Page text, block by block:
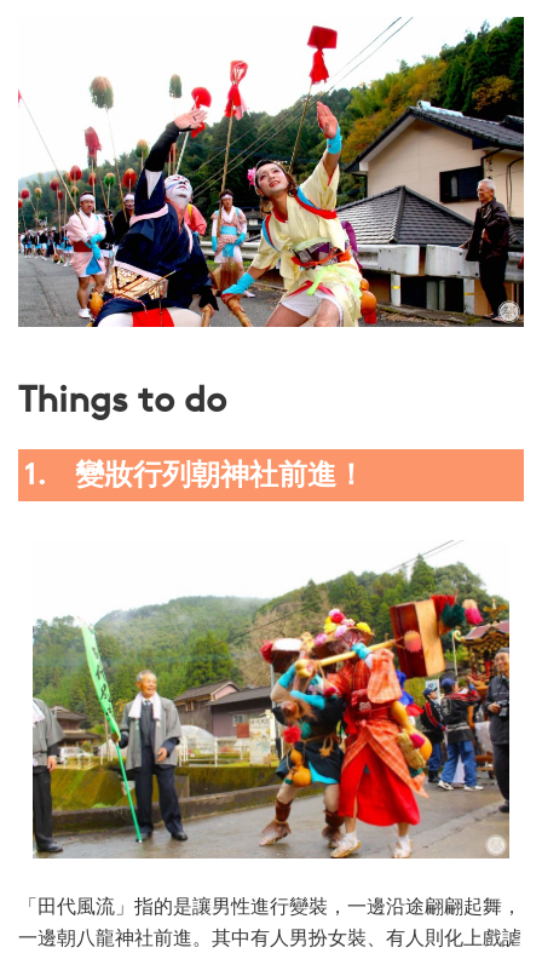
Things to do
1. 變妝行列朝神社前進！
「田代風流」指的是讓男性進行變裝，一邊沿途翩翩起舞，
一邊朝八龍神社前進。其中有人男扮女裝、有人則化上戲謔